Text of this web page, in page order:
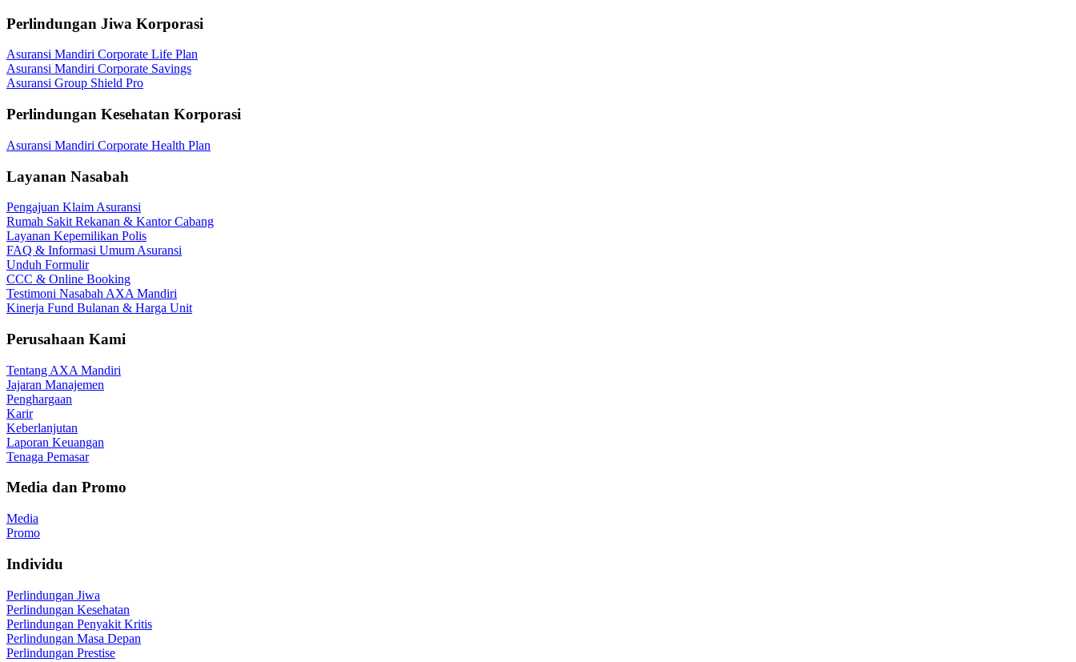
Perlindungan Jiwa Korporasi
Asuransi Mandiri Corporate Life Plan
Asuransi Mandiri Corporate Savings
Asuransi Group Shield Pro
Perlindungan Kesehatan Korporasi
Asuransi Mandiri Corporate Health Plan
Layanan Nasabah
Pengajuan Klaim Asuransi
Rumah Sakit Rekanan & Kantor Cabang
Layanan Kepemilikan Polis
FAQ & Informasi Umum Asuransi
Unduh Formulir
CCC & Online Booking
Testimoni Nasabah AXA Mandiri
Kinerja Fund Bulanan & Harga Unit
Perusahaan Kami
Tentang AXA Mandiri
Jajaran Manajemen
Penghargaan
Karir
Keberlanjutan
Laporan Keuangan
Tenaga Pemasar
Media dan Promo
Media
Promo
Individu
Perlindungan Jiwa
Perlindungan Kesehatan
Perlindungan Penyakit Kritis
Perlindungan Masa Depan
Perlindungan Prestise